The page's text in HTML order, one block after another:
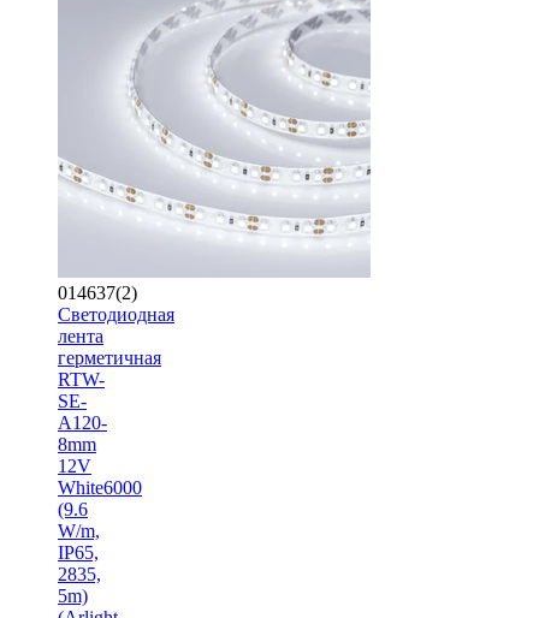
014637(2)
Светодиодная
лента
герметичная
RTW-
SE-
A120-
8mm
12V
White6000
(9.6
W/m,
IP65,
2835,
5m)